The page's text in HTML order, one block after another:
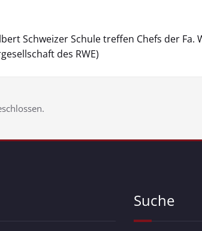
Schweizer Schule treffen Chefs der Fa.
des RWE)
Suche